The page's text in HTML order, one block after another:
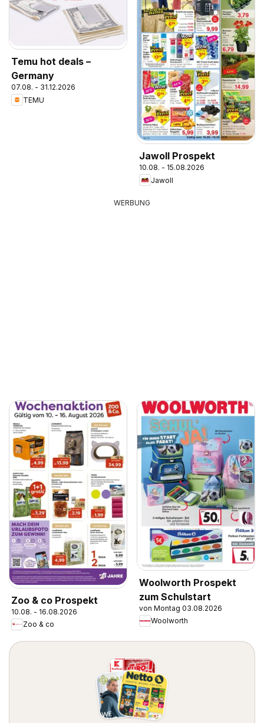
Temu hot deals –
Germany
07.08. - 31.12.2026
TEMU
Jawoll Prospekt
10.08. - 15.08.2026
Jawoll
WERBUNG
Zoo & co Prospekt
10.08. - 16.08.2026
Zoo & co
Woolworth Prospekt
zum Schulstart
von Montag 03.08.2026
Woolworth